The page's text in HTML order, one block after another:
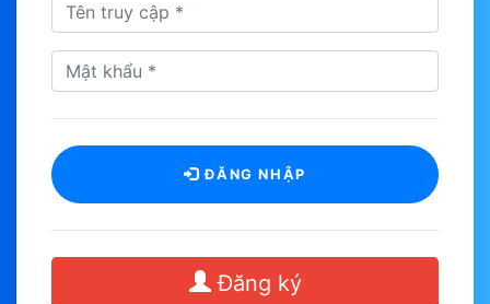
ĐĂNG NHẬP
Đăng ký